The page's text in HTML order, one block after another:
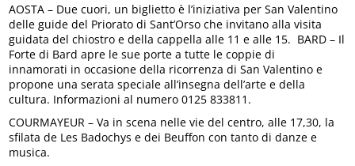
AOSTA – Due cuori, un biglietto è l’iniziativa per San Valentino
delle guide del Priorato di Sant’Orso che invitano alla visita
guidata del chiostro e della cappella alle 11 e alle 15. BARD – Il
Forte di Bard apre le sue porte a tutte le coppie di
innamorati in occasione della ricorrenza di San Valentino e
propone una serata speciale all’insegna dell’arte e della
cultura. Informazioni al numero 0125 833811.
COURMAYEUR – Va in scena nelle vie del centro, alle 17,30, la
sfilata de Les Badochys e dei Beuffon con tanto di danze e
musica.